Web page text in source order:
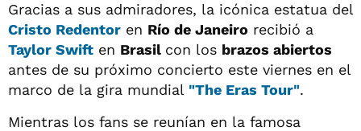
Gracias a sus admiradores, la icónica estatua del
Cristo Redentor en Río de Janeiro recibió a
Taylor Swift en Brasil con los brazos abiertos
antes de su próximo concierto este viernes en el
marco de la gira mundial "The Eras Tour".
Mientras los fans se reunían en la famosa